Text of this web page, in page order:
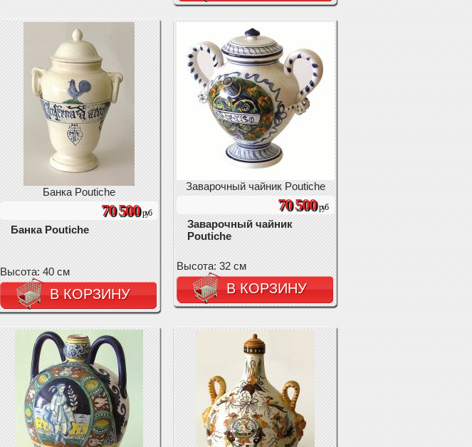
Банка Poutiche
70 500руб
Банка Poutiche
Высота: 40 см
В КОРЗИНУ
Заварочный чайник Poutiche
70 500руб
Заварочный чайник
Poutiche
Высота: 32 см
В КОРЗИНУ